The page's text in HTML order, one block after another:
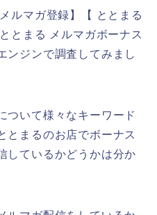
ルマガ登録】【 ととまる
とまる メルマガボーナス
ンジンで調査してみまし
ついて様々なキーワード
とまるのお店でボーナス
しているかどうかは分か